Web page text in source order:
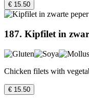
€ 15.50
187. Kipfilet in
Chicken filets with
€ 15.50